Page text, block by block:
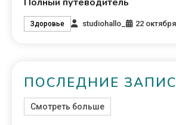
Здоровье studiohallo_ 22
ПОСЛЕДНИЕ
Смотреть больше